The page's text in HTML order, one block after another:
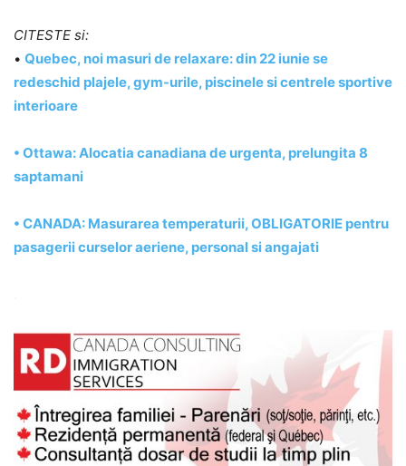
CITESTE si:
• Quebec, noi masuri de relaxare: din 22 iunie se
redeschid plajele, gym-urile, piscinele si centrele sportive
interioare
• Ottawa: Alocatia canadiana de urgenta, prelungita 8
saptamani
• CANADA: Masurarea temperaturii, OBLIGATORIE pentru
pasagerii curselor aeriene, personal si angajati